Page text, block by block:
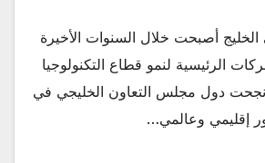
الخليج أصبحت خلال السنوات الأخيرة
الرئيسية لنمو قطاع التكنولوجيا
دول مجلس التعاون الخليجي في
إقليمي وعالمي…